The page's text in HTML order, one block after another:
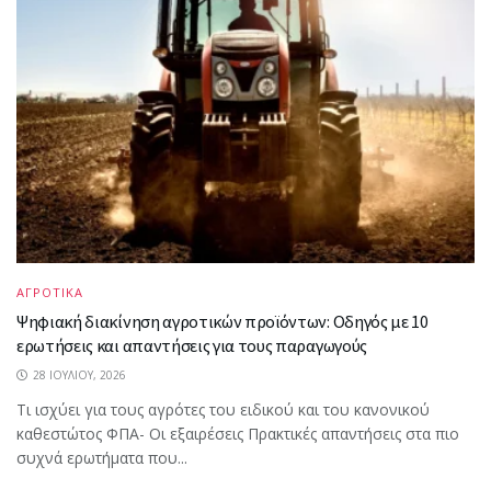
ΑΓΡΟΤΙΚΑ
Ψηφιακή διακίνηση αγροτικών προϊόντων: Οδηγός με 10
ερωτήσεις και απαντήσεις για τους παραγωγούς
28 ΙΟΥΛΊΟΥ, 2026
Τι ισχύει για τους αγρότες του ειδικού και του κανονικού
καθεστώτος ΦΠΑ- Οι εξαιρέσεις Πρακτικές απαντήσεις στα πιο
συχνά ερωτήματα που...